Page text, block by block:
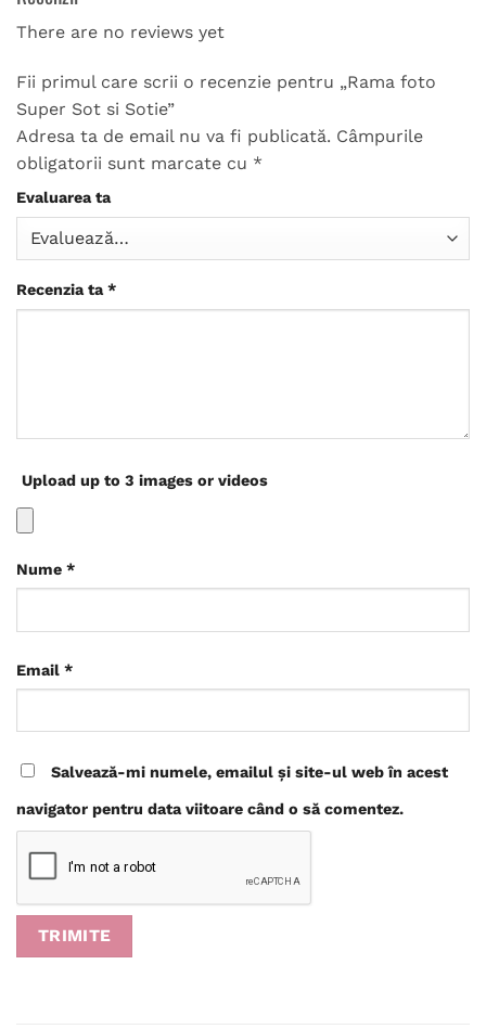
There are no reviews yet
Fii primul care scrii o recenzie pentru „Rama foto
Super Sot si Sotie”
Adresa ta de email nu va fi publicată. Câmpurile
obligatorii sunt marcate cu *
Evaluarea ta
Recenzia ta *
Upload up to 3 images or videos
Nume *
Email *
Salvează-mi numele, emailul și site-ul web în acest
navigator pentru data viitoare când o să comentez.